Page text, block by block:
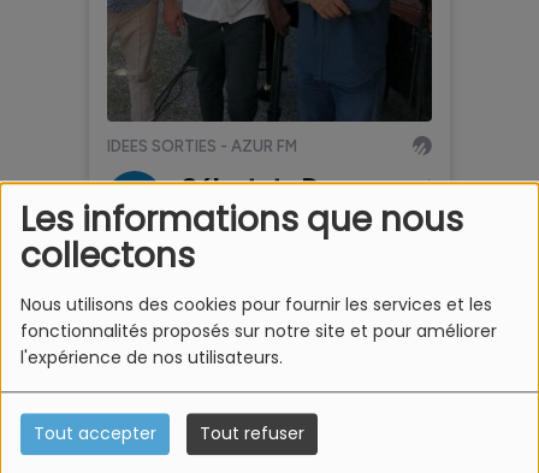
Les informations que nous
collectons
Nous utilisons des cookies pour fournir les services et les
fonctionnalités proposés sur notre site et pour améliorer
l'expérience de nos utilisateurs.
Tout accepter Tout refuser
Renseignements et billetterie sur le site internet